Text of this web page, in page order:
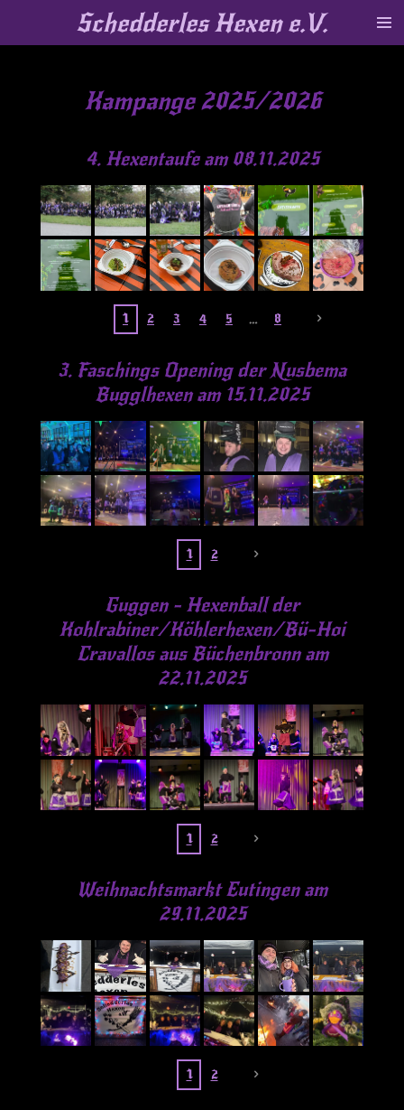
Schedderles Hexen e.V.
Kampange 2025/2026
4. Hexentaufe am 08.11.2025
1 2 3 4 5 8
3. Faschings Opening der Nusbema
Bugglhexen am 15.11.2025
1 2
Guggen - Hexenball der
Kohlrabiner/Köhlerhexen/Bü-Hoi
Cravallos aus Büchenbronn am
22.11.2025
1 2
Weihnachtsmarkt Eutingen am
29.11.2025
1 2